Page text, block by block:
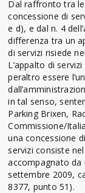
Dal raffronto tra
concessione di
e d), e dal n. 4
differenza tra un
di servizi risiede
L’appalto di
peraltro essere
in tal senso,
Parking Brixen,
Commissione/
una concessione
servizi consiste
accompagnato da
settembre 2009,
8377, punto 51).